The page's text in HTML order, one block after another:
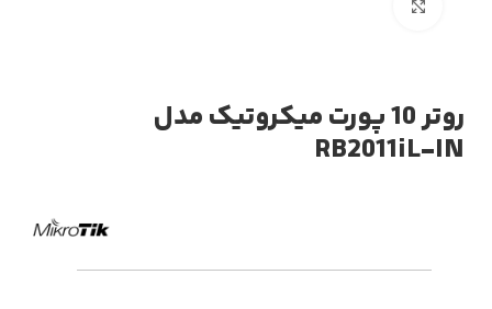
روتر 10 پورت میکروتیک مدل
RB2011iL-IN